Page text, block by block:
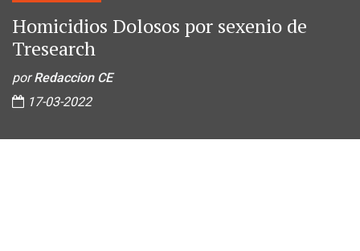
Homicidios Dolosos por sexenio de
Tresearch
porRedaccion CE
17-03-2022